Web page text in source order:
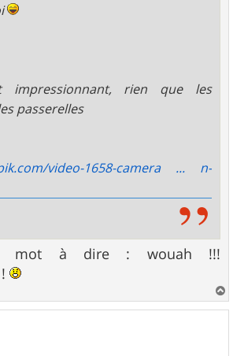
impressionnant, rien que les
passerelles
video-1658-camera ... n-
mot à dire : wouah !!!
a